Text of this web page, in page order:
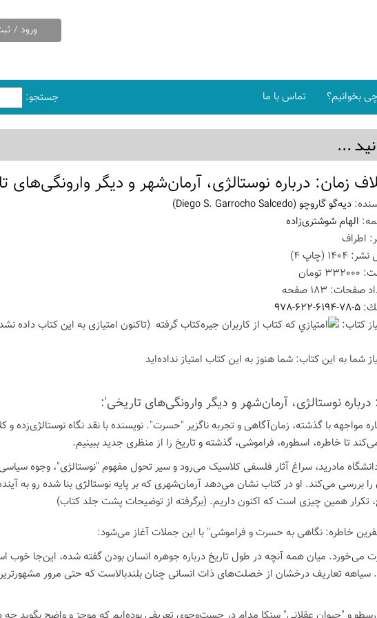
ورود /
جستجو: چی بخوانیم؟ تماس با ما
...
زمان: درباره نوستالژی، آرمان‌شهر و دیگر وارونگی‌های
دیه‌گو گاروچو (Diego S. Garrocho Salcedo)
الهام شوشتری‌زاده
اطراف
نشر: 1404 (چاپ4
)
332000 تومان
صفحات: 183 صفحه
978-622-6194-78-5
كتاب:
(تاكنون امتیازی به این كتاب داده
شما به این كتاب: شما هنوز به این كتاب امتیاز نداده‌اید
نوستالژی، آرمان‌شهر و دیگر وارونگی‌های تاریخی':
مواجهه با گذشته، زمان‌آگاهی و تجربه ناگزیر "حسرت". نویسنده با نقد نگاه نوستالژی‌زده و
تا خاطره، اسطوره، فراموشی، گذشته و تاریخ را از منظری جدید ببینیم.
مادرید، سراغ آثار فلسفی کلاسیک می‌رود و سیر تحول مفهوم "نوستالژی"، وجوه
بررسی می‌کند. او در کتاب نشان می‌دهد آرمان‌شهری که بر پایه نوستالژی بنا شده رو به
تکرار همین چیزی است که اکنون داریم. (برگرفته از توضیحات پشت جلد کتاب)
"نفرین خاطره: نگاهی به حسرت و فراموشی" با این جملات آغاز می‌شود:
میان همه آنچه در طول تاریخ درباره جوهره انسان بودن گفته شده، این‌جا خوب
سیاهه تعاریف درخشان از خصلت‌های ذات انسانی چنان بلندبالاست که حتی مرور